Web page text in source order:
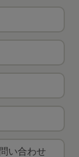
い合わせ